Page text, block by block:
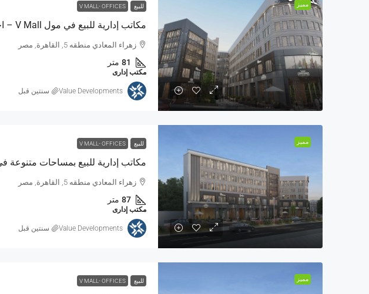
مميز للبيع V MALL- OFFICES
زهراء المعادي منطقه 5, القاهرة, مصر
81 متر
مكتب إدارى
Value Developments ‏سنتين قبل
مميز للبيع V MALL- OFFICES
زهراء المعادي منطقه 5, القاهرة, مصر
87 متر
مكتب إدارى
Value Developments ‏سنتين قبل
مميز للبيع V MALL- OFFICES